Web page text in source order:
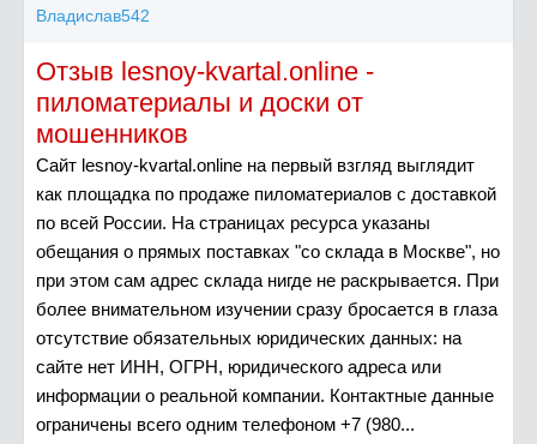
Владислав542
Отзыв lesnoy-kvartal.online -
пиломатериалы и доски от
мошенников
Сайт lesnoy-kvartal.online на первый взгляд выглядит
как площадка по продаже пиломатериалов с доставкой
по всей России. На страницах ресурса указаны
обещания о прямых поставках "со склада в Москве", но
при этом сам адрес склада нигде не раскрывается. При
более внимательном изучении сразу бросается в глаза
отсутствие обязательных юридических данных: на
сайте нет ИНН, ОГРН, юридического адреса или
информации о реальной компании. Контактные данные
ограничены всего одним телефоном +7 (980...